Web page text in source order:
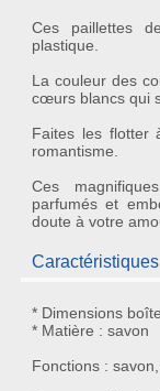
Ces paillettes
plastique.
La couleur des
cœurs blancs qui
Faites les flotter
romantisme
Ces
parfuméset
doute à votre
Caractéristiques
* Dimensions
* Matière : savon
Fonctions :